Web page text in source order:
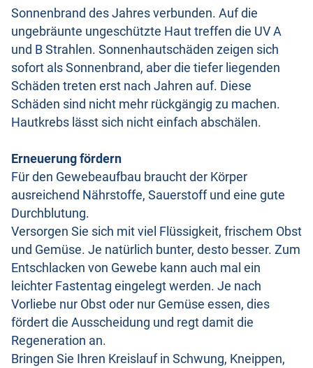
Sonnenbrand des Jahres verbunden. Auf die
ungebräunte ungeschützte Haut treffen die UV A
und B Strahlen. Sonnenhautschäden zeigen sich
sofort als Sonnenbrand, aber die tiefer liegenden
Schäden treten erst nach Jahren auf. Diese
Schäden sind nicht mehr rückgängig zu machen.
Hautkrebs lässt sich nicht einfach abschälen.
Erneuerung fördern
Für den Gewebeaufbau braucht der Körper
ausreichend Nährstoffe, Sauerstoff und eine gute
Durchblutung.
Versorgen Sie sich mit viel Flüssigkeit, frischem Obst
und Gemüse. Je natürlich bunter, desto besser. Zum
Entschlacken von Gewebe kann auch mal ein
leichter Fastentag eingelegt werden. Je nach
Vorliebe nur Obst oder nur Gemüse essen, dies
fördert die Ausscheidung und regt damit die
Regeneration an.
Bringen Sie Ihren Kreislauf in Schwung, Kneippen,